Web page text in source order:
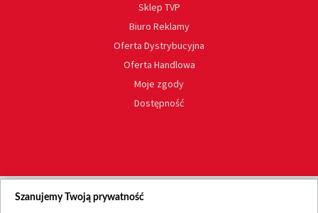
Sklep TVP
Biuro Reklamy
Oferta Dystrybucyjna
Oferta Handlowa
Moje zgody
Dostępność
Szanujemy Twoją prywatność